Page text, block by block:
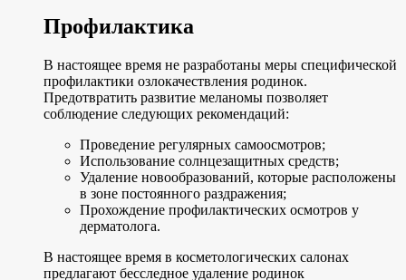
Профилактика
В настоящее время не разработаны меры специфической
профилактики озлокачествления родинок.
Предотвратить развитие меланомы позволяет
соблюдение следующих рекомендаций:
Проведение регулярных самоосмотров;
Использование солнцезащитных средств;
Удаление новообразований, которые расположены
в зоне постоянного раздражения;
Прохождение профилактических осмотров у
дерматолога.
В настоящее время в косметологических салонах
предлагают бесследное удаление родинок